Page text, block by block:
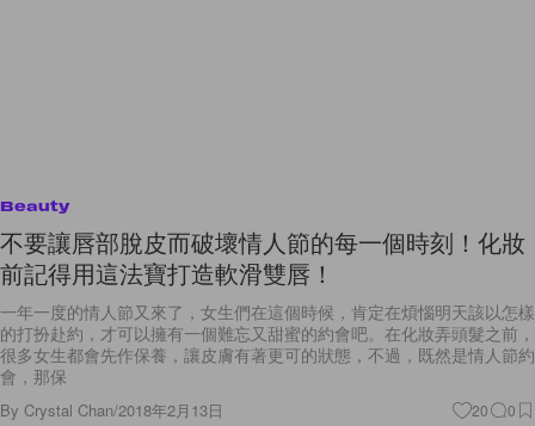
Beauty
不要讓唇部脫皮而破壞情人節的每一個時刻！化妝
前記得用這法寶打造軟滑雙唇！
一年一度的情人節又來了，女生們在這個時候，肯定在煩惱明天該以怎樣
的打扮赴約，才可以擁有一個難忘又甜蜜的約會吧。在化妝弄頭髮之前，
很多女生都會先作保養，讓皮膚有著更可的狀態，不過，既然是情人節約
會，那保
By Crystal Chan/2018年2月13日 20 0